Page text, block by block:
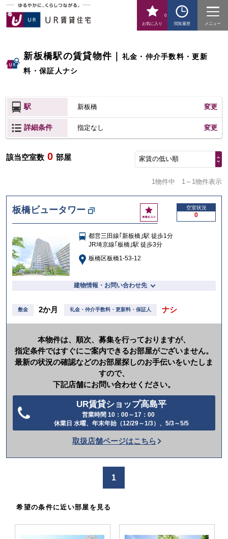
お気に入り
0
閲覧履歴
メニュー
新板橋駅の賃貸物件
礼金・仲介手数料・更新
料・保証人ナシ
駅 新板橋 変更
詳細条件 指定なし 変更
該当空室数 0 部屋 家賃の低い順
1物件中 1～1物件表示
板橋ビュータワー
お
気
入
り
空室状況
0
都営三田線｢新板橋｣駅 徒歩1分
JR埼京線｢板橋｣駅 徒歩3分
板橋区板橋1-53-12
建物情報・お問い合わせ先
敷金 2か月 礼金・仲介手数料・更新料・保証人 ナシ
本物件は、順次、募集を行っておりますが、
指定条件ではすぐにご案内できるお部屋がございません。
最新の状況の確認などのお部屋探しのお手伝いをいたしま
すので、
下記店舗にお問い合わせください。
UR賃貸ショップ高島平
営業時間 10：00～17：00
休業日 水曜、年末年始（12/29～1/3）、5/3～5/5
話
か
取扱店舗ページはこちら
1
希望の条件に近い部屋を見る